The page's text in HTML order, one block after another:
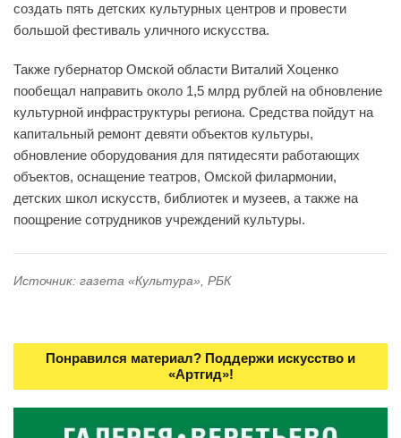
создать пять детских культурных центров и провести
большой фестиваль уличного искусства.
Также губернатор Омской области Виталий Хоценко
пообещал направить около 1,5 млрд рублей на обновление
культурной инфраструктуры региона. Средства пойдут на
капитальный ремонт девяти объектов культуры,
обновление оборудования для пятидесяти работающих
объектов, оснащение театров, Омской филармонии,
детских школ искусств, библиотек и музеев, а также на
поощрение сотрудников учреждений культуры.
Источник: газета «Культура», РБК
Понравился материал? Поддержи искусство и
«Артгид»!